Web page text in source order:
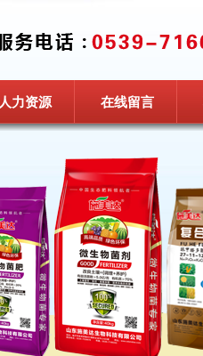
人力资源 在线留言